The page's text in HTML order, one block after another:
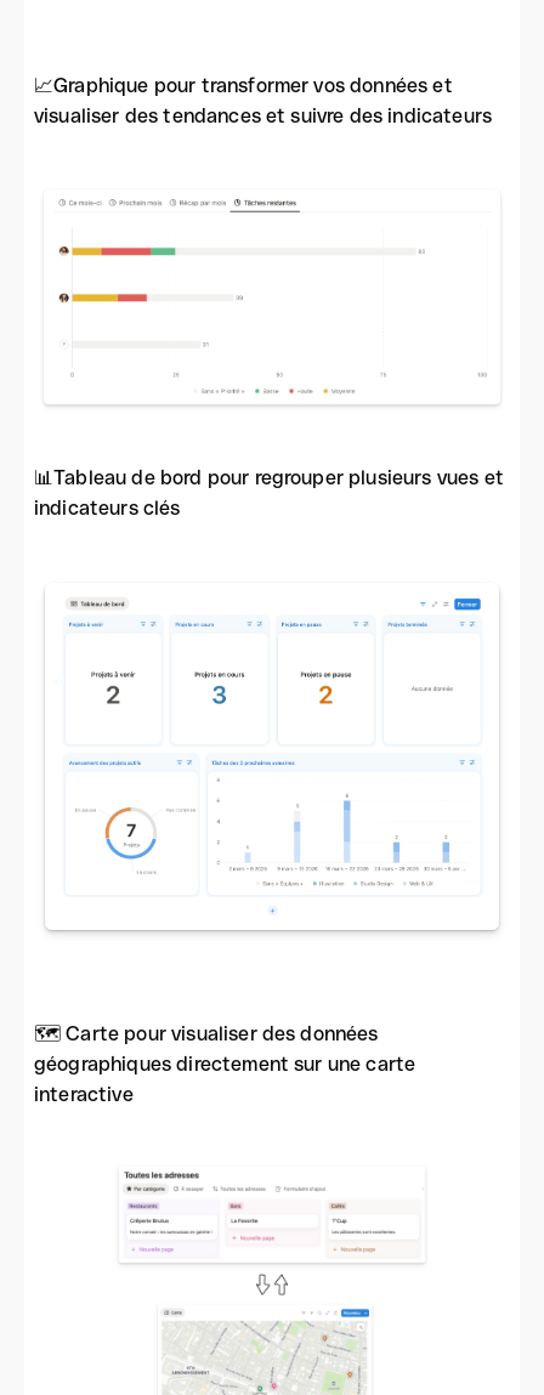
📈Graphique pour transformer vos données et
visualiser des tendances et suivre des indicateurs
📊Tableau de bord pour regrouper plusieurs vues et
indicateurs clés
🗺️ Carte pour visualiser des données
géographiques directement sur une carte
interactive